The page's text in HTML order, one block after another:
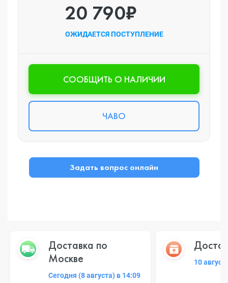
20 790₽
ОЖИДАЕТСЯ ПОСТУПЛЕНИЕ
CООБЩИТЬ О НАЛИЧИИ
ЧАВО
Задать вопрос онлайн
Доставка по
Москве
Сегодня (8 августа) в 14:09
10